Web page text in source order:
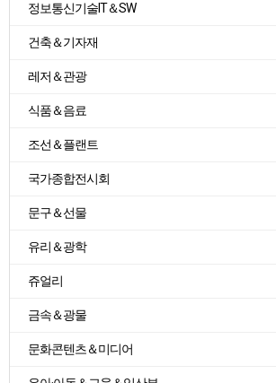
정보통신기술IT＆SW
건축＆기자재
레저＆관광
식품＆음료
조선＆플랜트
국가종합전시회
문구＆선물
유리＆광학
쥬얼리
금속＆광물
문화콘텐츠＆미디어